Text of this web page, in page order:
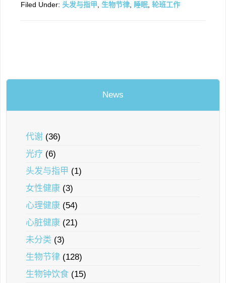
Filed Under: 头发与指甲 生物节律 睡眠 轮班工作
News
代谢 (36)
光疗 (6)
头发与指甲 (1)
女性健康 (3)
心理健康 (54)
心脏健康 (21)
未分类 (3)
生物节律 (128)
生物钟饮食 (15)